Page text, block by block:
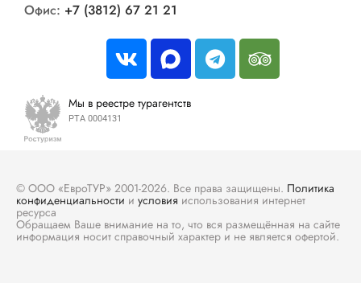
Офис: +7 (3812) 67 21 21
Мы в реестре турагентств
РТА 0004131
© ООО «ЕвроТУР» 2001-2026. Все права защищены. Политика
конфиденциальности и условия использования интернет
ресурса
Обращаем Ваше внимание на то, что вся размещённая на сайте
информация носит справочный характер и не является офертой.